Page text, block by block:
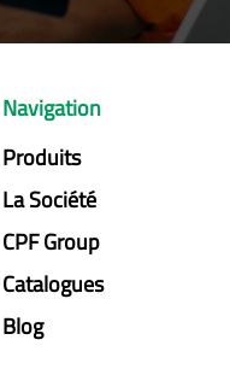
Navigation
Produits
La Société
CPF Group
Catalogues
Blog